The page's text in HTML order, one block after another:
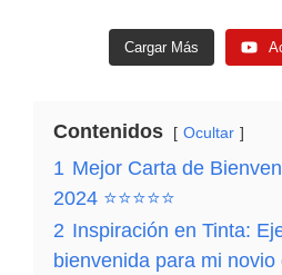
Cargar Más
Contenidos Ocultar
1 Mejor Carta de
2024 ⭐⭐⭐⭐⭐
2 Inspiración en Tinta:
bienvenida para mi